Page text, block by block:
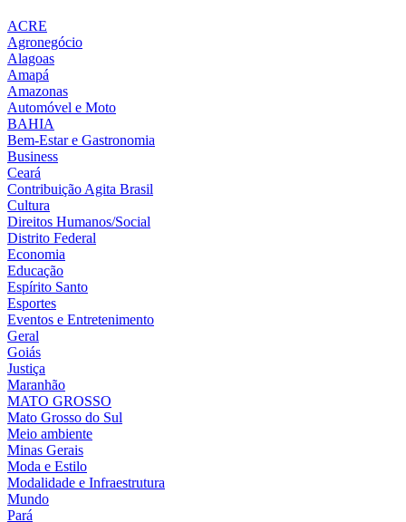
ACRE
Agronegócio
Alagoas
Amapá
Amazonas
Automóvel e Moto
BAHIA
Bem-Estar e Gastronomia
Business
Ceará
Contribuição Agita Brasil
Cultura
Direitos Humanos/Social
Distrito Federal
Economia
Educação
Espírito Santo
Esportes
Eventos e Entretenimento
Geral
Goiás
Justiça
Maranhão
MATO GROSSO
Mato Grosso do Sul
Meio ambiente
Minas Gerais
Moda e Estilo
Modalidade e Infraestrutura
Mundo
Pará